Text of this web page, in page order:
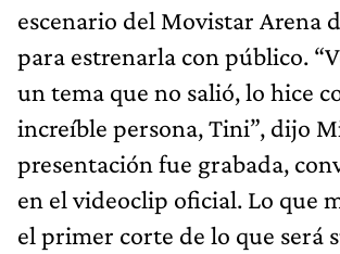
escenario del Movistar Arena
para estrenarla con público.
un tema que no salió, lo hice
increíble persona, Tini”, dijo
presentación fue grabada,
en el videoclip oficial. Lo que
el primer corte de lo que será